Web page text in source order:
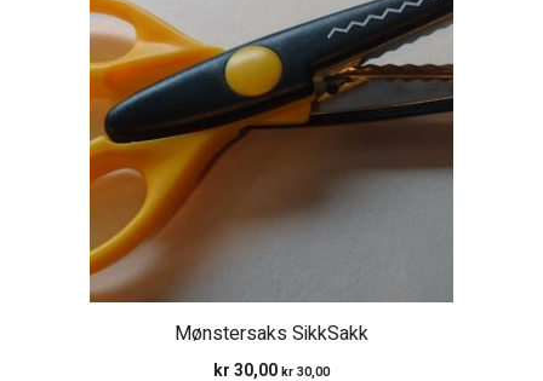
Mønstersaks SikkSakk
kr 30,00 kr 30,00